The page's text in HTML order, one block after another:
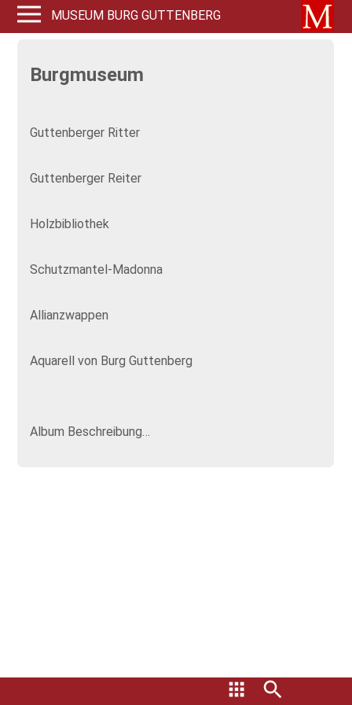
MUSEUM BURG GUTTENBERG
Burgmuseum
Guttenberger Ritter
Guttenberger Reiter
Holzbibliothek
Schutzmantel-Madonna
Allianzwappen
Aquarell von Burg Guttenberg
Album Beschreibung…